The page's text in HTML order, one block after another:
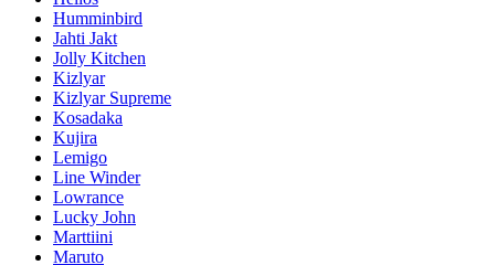
Humminbird
Jahti Jakt
Jolly Kitchen
Kizlyar
Kizlyar Supreme
Kosadaka
Kujira
Lemigo
Line Winder
Lowrance
Lucky John
Marttiini
Maruto